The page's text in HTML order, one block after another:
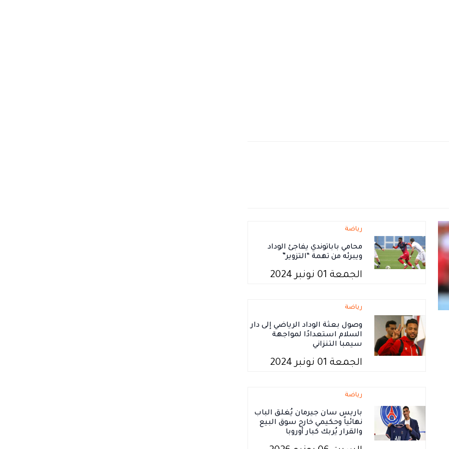
رياضة
محامي باباتوندي يفاجئ الوداد
ويبرئه من تهمة “التزوير”
الجمعة 01 نونبر 2024
رياضة
وصول بعثة الوداد الرياضي إلى دار
السلام استعدادًا لمواجهة
سيمبا التنزاني
الجمعة 01 نونبر 2024
رياضة
باريس سان جيرمان يُغلق الباب
نهائياً وحكيمي خارج سوق البيع
والقرار يُربك كبار أوروبا